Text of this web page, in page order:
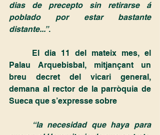
dias de precepto sin retirarse á
poblado por estar bastante
distante...”.
Palau Arquebisbal, mitjançant un
breu decret del vicari general,
demana al rector de la parròquia de
Sueca que s’expresse sobre